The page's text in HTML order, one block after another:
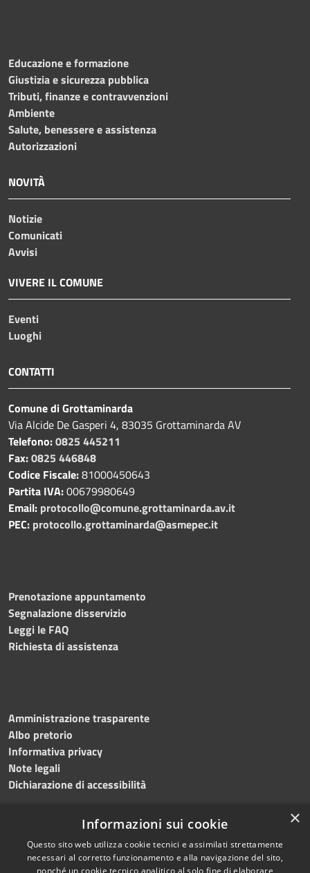
Educazione e formazione
Giustizia e sicurezza pubblica
Tributi, finanze e contravvenzioni
Ambiente
Salute, benessere e assistenza
Autorizzazioni
NOVITÀ
Notizie
Comunicati
Avvisi
VIVERE IL COMUNE
Eventi
Luoghi
CONTATTI
Comune di Grottaminarda
Via Alcide De Gasperi 4, 83035 Grottaminarda AV
Telefono:0825 445211
Fax:0825 446848
Codice Fiscale:81000450643
Partita IVA:00679980649
Email: protocollo@comune.grottaminarda.av.it
PEC: protocollo.grottaminarda@asmepec.it
Prenotazione appuntamento
Segnalazione disservizio
Leggi le FAQ
Richiesta di assistenza
Amministrazione trasparente
Albo pretorio
Informativa privacy
Note legali
Dichiarazione di accessibilità
RSS
Accessibilità
Copyright © 2024 •
Comune diGrottaminarda
×
Informazioni sui cookie
Questo sito web utilizza cookie tecnici e assimilati strettamente
necessari al corretto funzionamento e alla navigazione del sito,
nonché un cookie tecnico analitico al solo fine di elaborare